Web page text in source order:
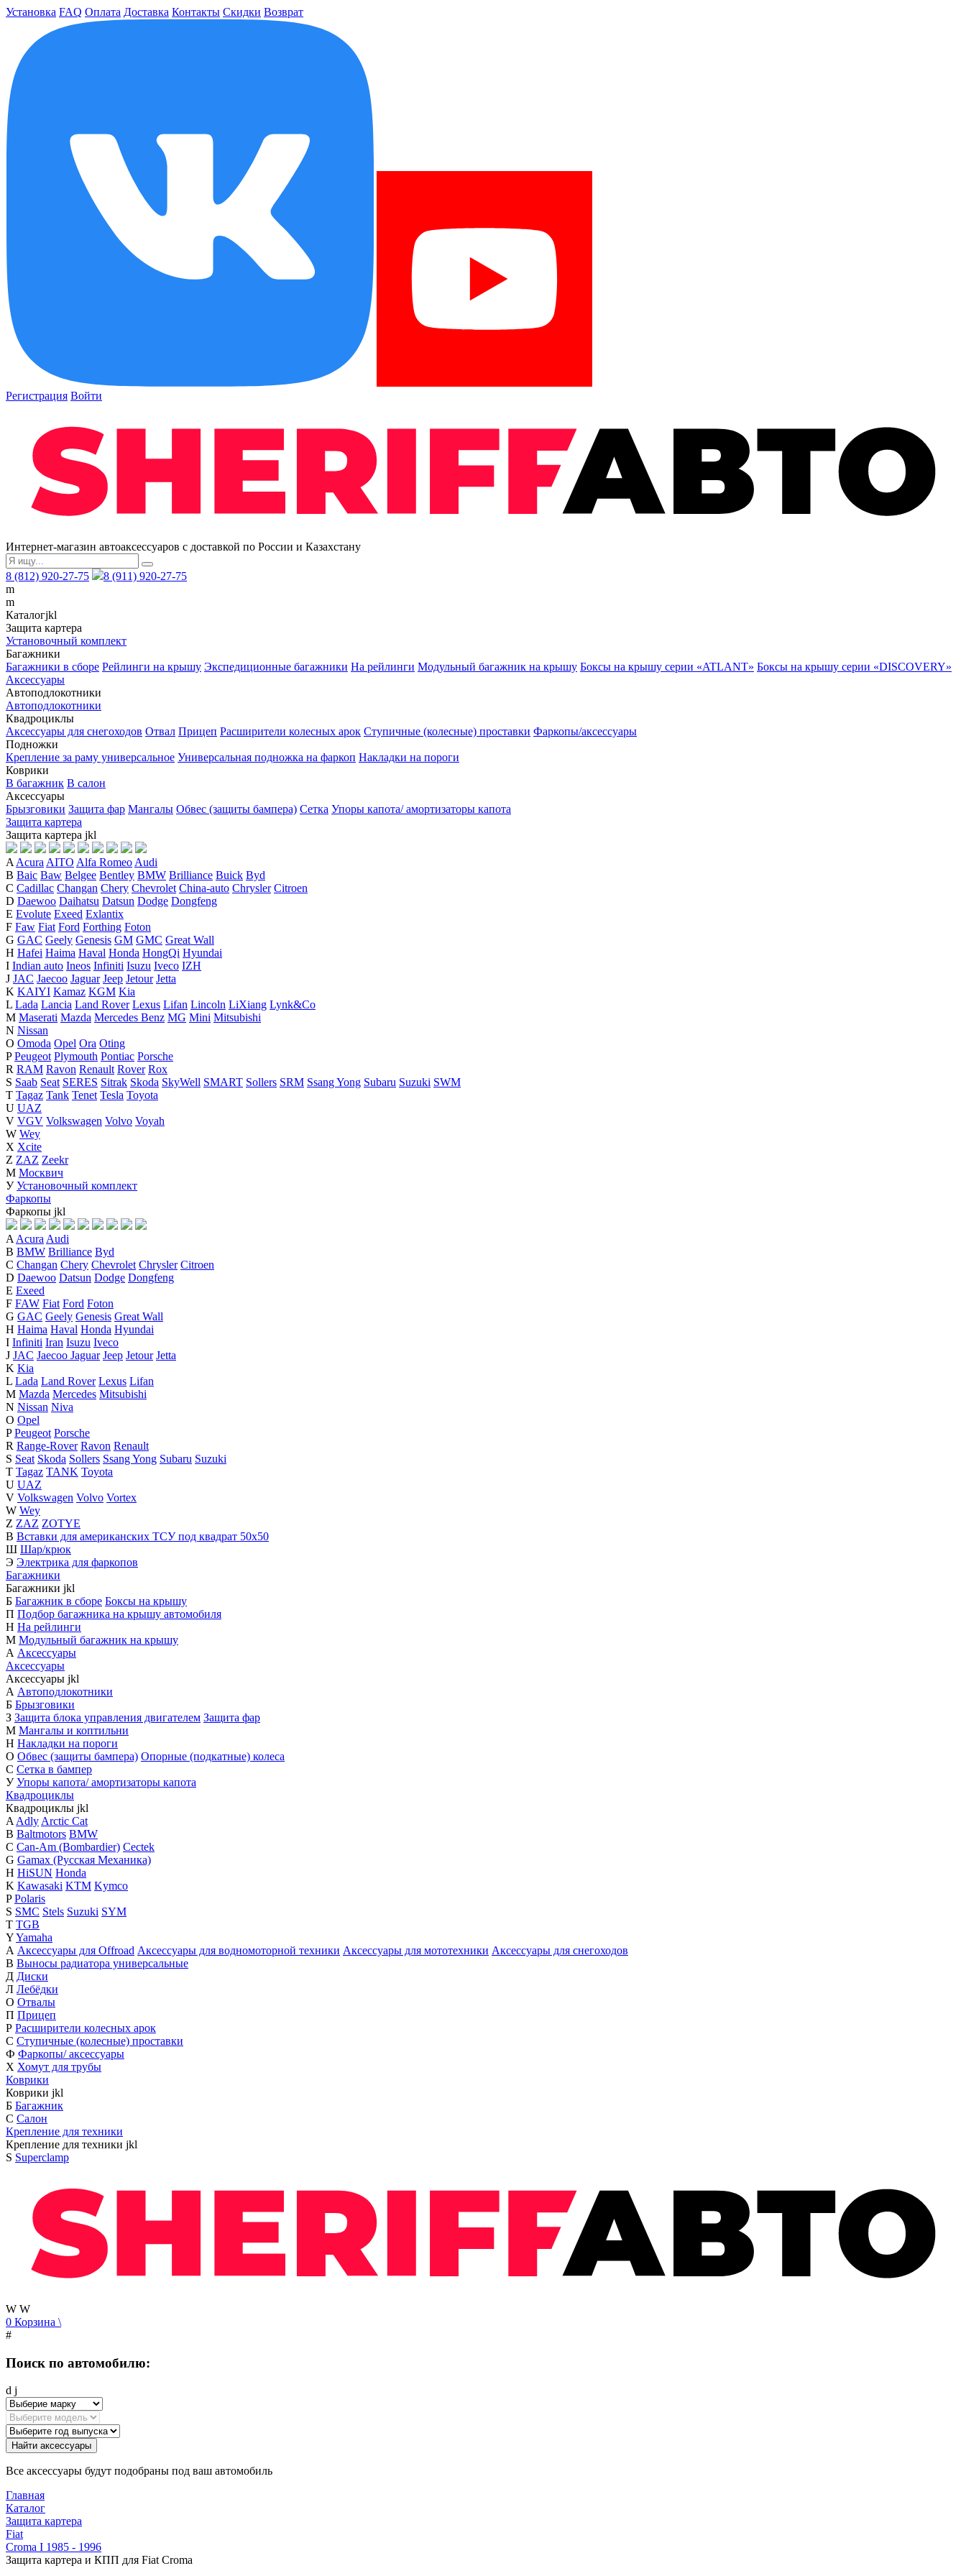
Установка FAQ Оплата Доставка Контакты Скидки Возврат
Регистрация Войти
Интернет-магазин автоаксессуаров с доставкой по России и Казахстану
8 (812) 920-27-75
8 (911) 920-27-75
m
m
Каталогjkl
Защита картера
Установочный комплект
Багажники
Багажники в сборе Рейлинги на крышу Экспедиционные багажники На рейлинги Модульный багажник на крышу Боксы на крышу серии «ATLANT» Боксы на крышу серии «DISCOVERY»
Аксессуары
Автоподлокотники
Автоподлокотники
Квадроциклы
Аксессуары для снегоходов Отвал Прицеп Расширители колесных арок Ступичные (колесные) проставки Фаркопы/аксессуары
Подножки
Крепление за раму универсальное Универсальная подножка на фаркоп Накладки на пороги
Коврики
В багажник В салон
Аксессуары
Брызговики Защита фар Мангалы Обвес (защиты бампера) Сетка Упоры капота/ амортизаторы капота
Защита картера
Защита картера jkl
AAcuraAITO Alfa RomeoAudi
B Baic Baw Belgee Bentley BMW Brilliance Buick Byd
C Cadillac Changan Chery Chevrolet China-auto Chrysler Citroen
D Daewoo Daihatsu Datsun Dodge Dongfeng
E Evolute Exeed Exlantix
F Faw Fiat Ford Forthing Foton
G GAC Geely Genesis GM GMC Great Wall
H Hafei Haima Haval Honda HongQi Hyundai
I Indian auto Ineos Infiniti Isuzu Iveco IZH
J JAC Jaecoo Jaguar Jeep Jetour Jetta
K KAIYI Kamaz KGM Kia
L Lada Lancia Land Rover Lexus Lifan Lincoln LiXiang Lynk&Co
M Maserati Mazda Mercedes Benz MG Mini Mitsubishi
N Nissan
O Omoda Opel Ora Oting
P Peugeot Plymouth Pontiac Porsche
R RAM Ravon Renault Rover Rox
S Saab Seat SERES Sitrak Skoda SkyWell SMART Sollers SRM Ssang Yong Subaru Suzuki SWM
T Tagaz Tank Tenet Tesla Toyota
U UAZ
V VGV Volkswagen Volvo Voyah
W Wey
X Xcite
Z ZAZ Zeekr
М Москвич
У Установочный комплект
Фаркопы
Фаркопы jkl
AAcuraAudi
B BMW Brilliance Byd
C Changan Chery Chevrolet Chrysler Citroen
D Daewoo Datsun Dodge Dongfeng
E Exeed
F FAW Fiat Ford Foton
G GAC Geely Genesis Great Wall
H Haima Haval Honda Hyundai
I Infiniti Iran Isuzu Iveco
J JAC Jaecoo Jaguar Jeep Jetour Jetta
K Kia
L Lada Land Rover Lexus Lifan
M Mazda Mercedes Mitsubishi
N Nissan Niva
O Opel
P Peugeot Porsche
R Range-Rover Ravon Renault
S Seat Skoda Sollers Ssang Yong Subaru Suzuki
T Tagaz TANK Toyota
U UAZ
V Volkswagen Volvo Vortex
W Wey
Z ZAZ ZOTYE
В Вставки для американских ТСУ под квадрат 50х50
Ш Шар/крюк
Э Электрика для фаркопов
Багажники
Багажники jkl
Б Багажник в сборе Боксы на крышу
П Подбор багажника на крышу автомобиля
Н На рейлинги
М Модульный багажник на крышу
А Аксессуары
Аксессуары
Аксессуары jkl
А Автоподлокотники
Б Брызговики
З Защита блока управления двигателем Защита фар
М Мангалы и коптильни
Н Накладки на пороги
О Обвес (защиты бампера) Опорные (подкатные) колеса
С Сетка в бампер
У Упоры капота/ амортизаторы капота
Квадроциклы
Квадроциклы jkl
AAdlyArctic Cat
B Baltmotors BMW
C Can-Am (Bombardier) Cectek
G Gamax (Русская Механика)
H HiSUN Honda
K Kawasaki KTM Kymco
P Polaris
S SMC Stels Suzuki SYM
T TGB
YYamaha
А Аксессуары для Offroad Аксессуары для водномоторной техники Аксессуары для мототехники Аксессуары для снегоходов
В Выносы радиатора универсальные
Д Диски
Л Лебёдки
О Отвалы
П Прицеп
Р Расширители колесных арок
С Ступичные (колесные) проставки
Ф Фаркопы/ аксессуары
Х Хомут для трубы
Коврики
Коврики jkl
Б Багажник
С Салон
Крепление для техники
Крепление для техники jkl
S Superclamp
W W
0 Корзина \
#
Поиск по автомобилю:
d j
Найти аксессуары
Все аксессуары будут подобраны под ваш автомобиль
Главная
Каталог
Защита картера
Fiat
Croma I 1985 - 1996
Защита картера и КПП для Fiat Croma